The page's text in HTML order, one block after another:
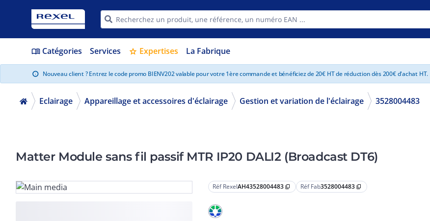
menu_book Catégories Services star Expertises La Fabrique
info Nouveau client ? Entrez le code promo BIENV202 valable pour votre 1ère commande et bénéficiez de 20€ HT de réduction dès 200€ d'achat HT.
Eclairage Appareillage et accessoires d'éclairage Gestion et variation de l'éclairage 3528004483
Matter Module sans fil passif MTR IP20 DALI2 (Broadcast DT6)
Réf RexelAH43528004483 content_copy Réf Fab3528004483 content_copy